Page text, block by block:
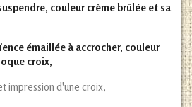
couleur crème brûlée et sa
émaillée à accrocher, couleur
croix,
impression d'une croix,